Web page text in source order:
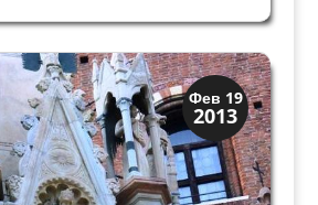
века Микеле Санмикели. Верона
военными, гражданскими и
Фев 19
2013
Верона